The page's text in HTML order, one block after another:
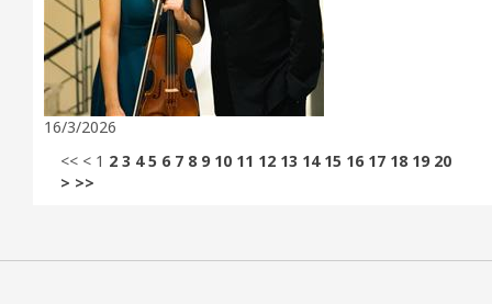
16/3/2026
<< < 1 2 3 4 5 6 7 8 9 10 11 12 13 14 15 16 17 18 19 20
> >>